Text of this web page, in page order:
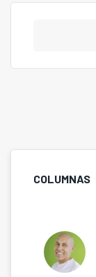
COLUMNAS